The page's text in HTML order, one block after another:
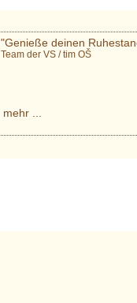
"Genieße deinen
Team der VS / tim OŠ
mehr ...